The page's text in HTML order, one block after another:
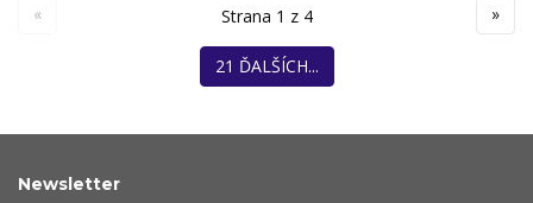
« Strana 1 z 4 »
21 ĎALŠÍCH...
Newsletter